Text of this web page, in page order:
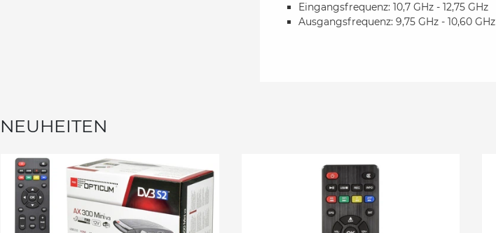
Eingangsfrequenz: 10,7 GHz - 12,75 GHz
Ausgangsfrequenz: 9,75 GHz - 10,60 GHz
NEUHEITEN